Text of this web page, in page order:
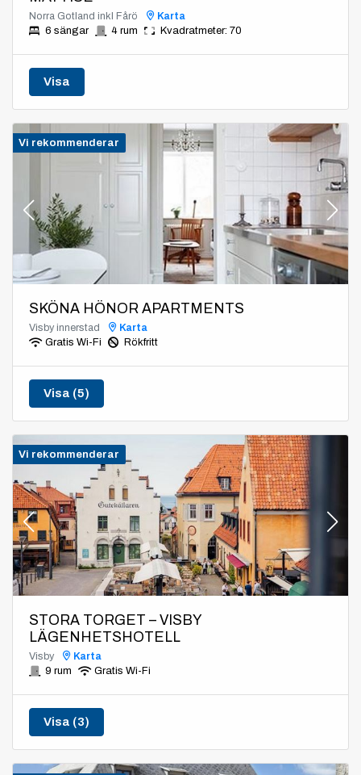
Norra Gotland inkl Fårö
Karta
6 sängar
4 rum Kvadratmeter: 70
Visa
Vi rekommenderar
SKÖNA HÖNOR APARTMENTS
Visby innerstad
Karta
Gratis Wi-Fi
Rökfritt
Visa (5)
Vi rekommenderar
STORA TORGET – VISBY
LÄGENHETSHOTELL
Visby
Karta
9 rum
Gratis Wi-Fi
Visa (3)